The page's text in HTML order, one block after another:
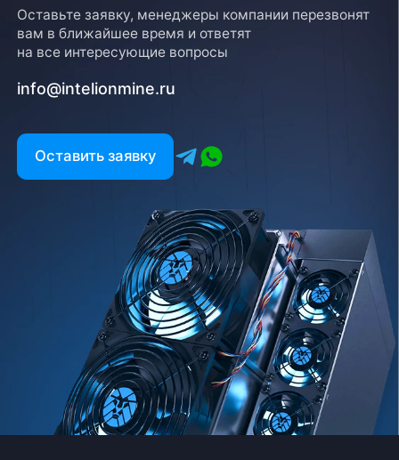
Оставьте заявку, менеджеры компании перезвонят
вам в ближайшее время и ответят
на все интересующие вопросы
info@intelionmine.ru
Оставить заявку